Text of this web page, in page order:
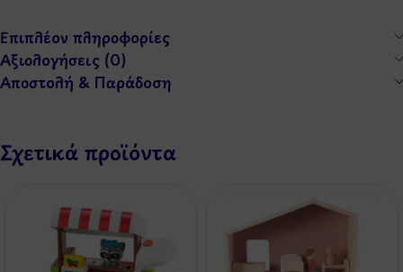
Επιπλέον πληροφορίες
Αξιολογήσεις (0)
Αποστολή & Παράδοση
Σχετικά προϊόντα